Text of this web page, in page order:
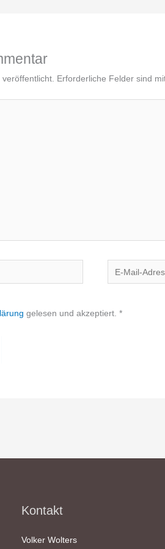
Erforderliche Felder sind
E-
Mail-
gelesen und akzeptiert. *
Kontakt
Volker Wolters